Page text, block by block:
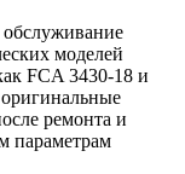
моделей
FCA 3430‑18 и
ремонта и
параметрам